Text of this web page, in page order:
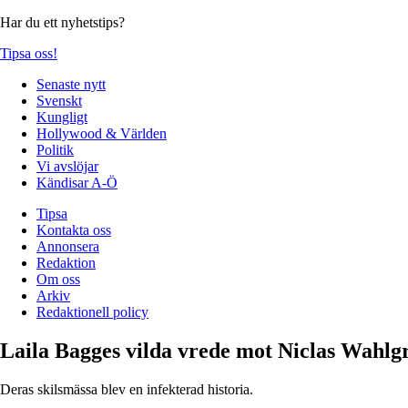
Har du ett nyhetstips?
Tipsa oss!
Senaste nytt
Svenskt
Kungligt
Hollywood & Världen
Politik
Vi avslöjar
Kändisar A-Ö
Tipsa
Kontakta oss
Annonsera
Redaktion
Om oss
Arkiv
Redaktionell policy
Laila Bagges vilda vrede mot Niclas
Deras skilsmässa blev en infekterad historia.